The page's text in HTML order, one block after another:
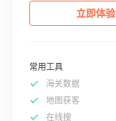
立即体验
常用工具
海关数据
地图获客
在线搜